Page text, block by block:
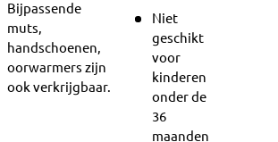
Bijpassende
muts,
handschoenen,
oorwarmers zijn
ook verkrijgbaar.
Niet
geschikt
voor
kinderen
onder de
36
maanden